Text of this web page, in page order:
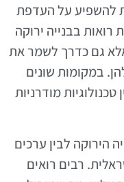
להשפיע על העדפת
רואות בבנייה ירוקה
גם כדרך לשמר את
במקומות שונים
מודרניות
הירוקה לבין ערכים
רבים רואים